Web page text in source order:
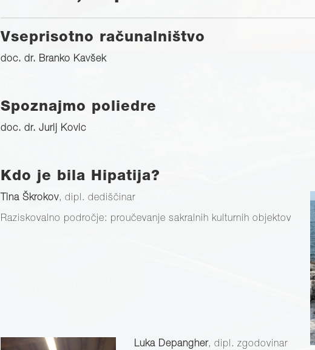
Vseprisotno računalništvo
doc. dr. Branko Kavšek
Spoznajmo poliedre
doc. dr. Jurij Kovic
Kdo je bila Hipatija?
Tina Škrokov, dipl. dediščinar
Raziskovalno področje: proučevanje sakralnih kulturnih objektov
Luka Depangher, dipl. zgodovinar